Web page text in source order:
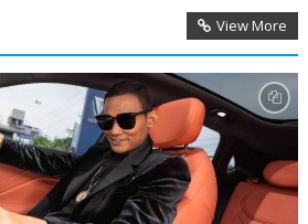
View More